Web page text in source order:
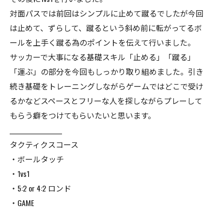
対面パスでは前回はシンプルに止めて蹴るでしたが今回
は止めて、ずらして、蹴るという斜め前に転がってるボ
ールを上手く蹴る為のポイントを伝えて行いました。
サッカーで大事になる基礎スキル「止める」「蹴る」
「運ぶ」の部分を今回もしっかり取り組めました。引き
続き基礎をトレーニングしながらゲームではどこで受け
るかなどスペースとフリーな人を探しながらプレーして
もらう癖をつけてもらいたいと思います。
タクティクスコース
・ボールタッチ
・1vs1
・5:2 or 4:2 ロンド
・GAME